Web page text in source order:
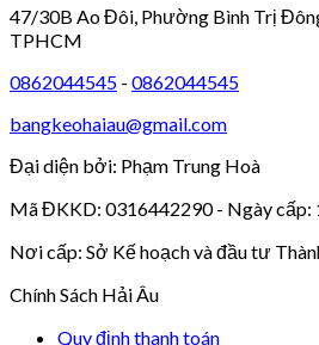
47/30B Ao Đôi, Phường Bình Trị
TPHCM
0862044545 - 0862044545
bangkeohaiau@gmail.com
Đại diện bởi: Phạm Trung Hoà
Mã ĐKKD: 0316442290 - Ngày
Nơi cấp: Sở Kế hoạch và đầu tư
Chính Sách Hải Âu
Quy định thanh toán